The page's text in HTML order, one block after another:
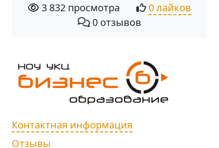
3 832 просмотра
0 лайков
0 отзывов
Контактная информация
Отзывы